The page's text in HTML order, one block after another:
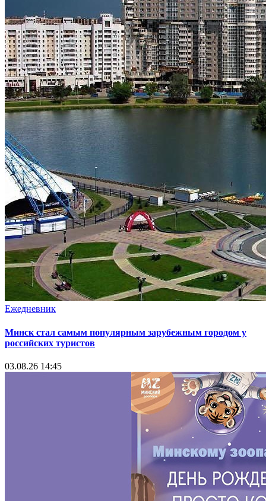
Ежедневник
Минск стал самым популярным зарубежным городом у
российских туристов
03.08.26 14:45